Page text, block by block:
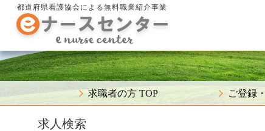
都道府県看護協会による無料職業紹介事業
求職者の方 TOP ご登録
求人検索